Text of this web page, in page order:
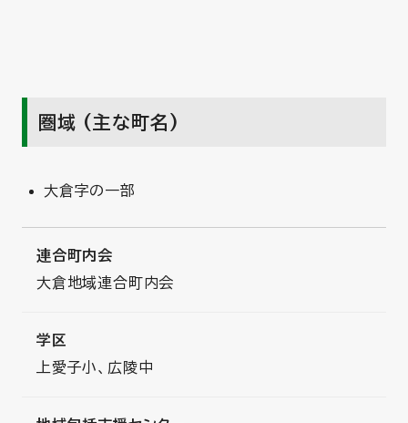
圏域 (主な町名)
大倉字の一部
連合町内会
大倉地域連合町内会
学区
上愛子小、広陵中